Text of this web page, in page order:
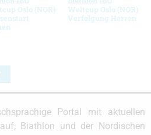
Oslo (NOR)
Weltcup Oslo (NOR)
Verfolgung Herren
Portal mit aktuellen
Biathlon und der Nordischen